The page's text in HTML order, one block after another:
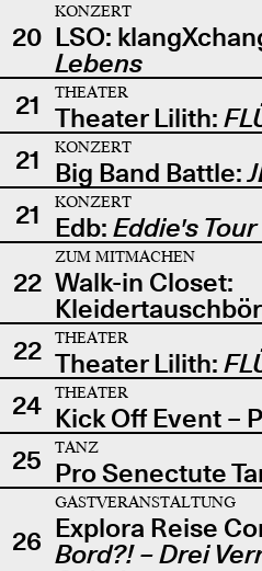
20
KONZERT
LSO:
Lebens
21
THEATER
Theater Lilith:
21
KONZERT
Big Band Battle:
21
KONZERT
Edb: Eddie's Tour
22
ZUM MITMACHEN
Walk-in Closet:
22
THEATER
Theater Lilith:
24
THEATER
Kick Off Event –
25
TANZ
Pro Senectute
26
GASTVERANSTALTUNG
Explora Reise
Bord?! – Drei